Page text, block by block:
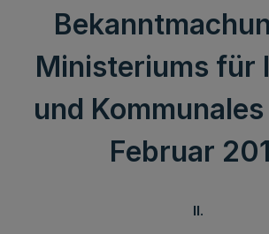
Ministeriums für
und
Februar
II.